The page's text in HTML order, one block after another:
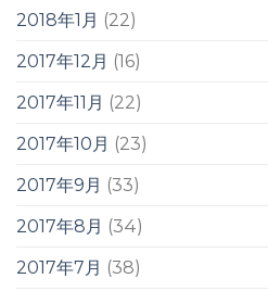
2018年1月 (22)
2017年12月 (16)
2017年11月 (22)
2017年10月 (23)
2017年9月 (33)
2017年8月 (34)
2017年7月 (38)